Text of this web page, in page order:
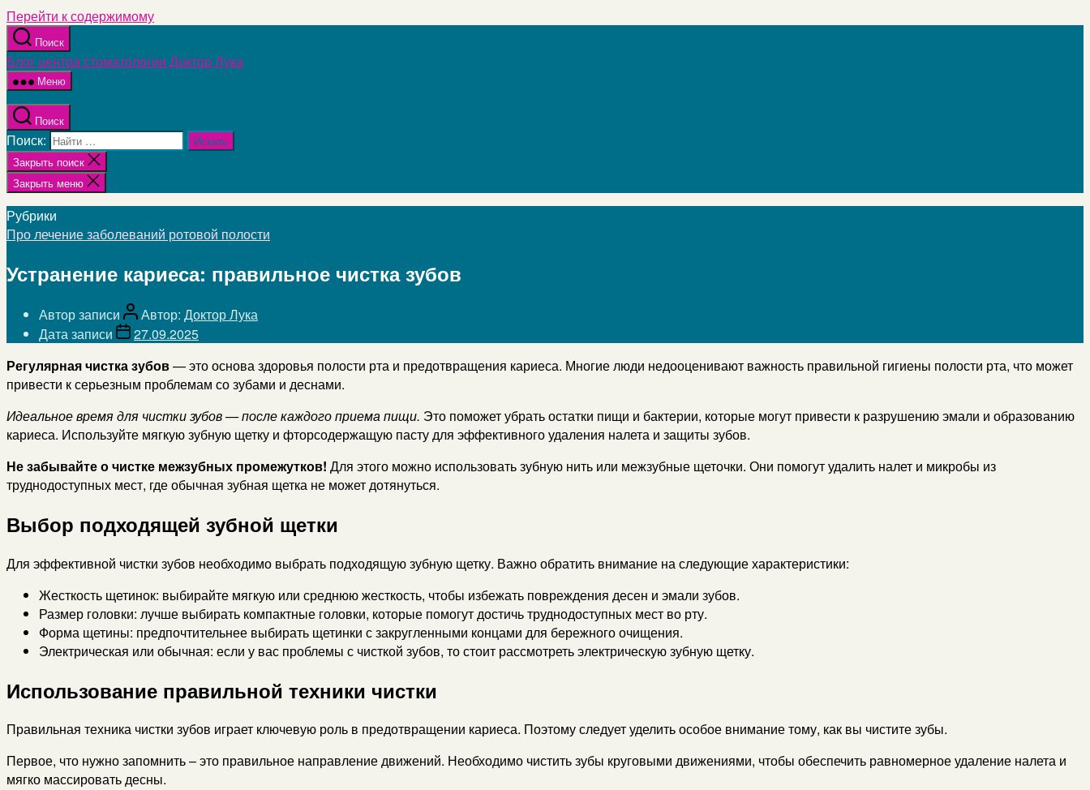
Перейти к содержимому
Поиск
Блог центра стоматологии Доктор Лука
Меню
Поиск
Поиск:
Закрыть поиск
Закрыть меню
Рубрики
Про лечение заболеваний ротовой полости
Устранение кариеса: правильное чистка зубов
Автор записи Автор: Доктор Лука
Дата записи
27.09.2025
Регулярная чистка зубов— это основа здоровья полости рта и предотвращения кариеса. Многие люди недооценивают важность правильной гигиены полости рта, что может
привести к серьезным проблемам со зубами и деснами.
Идеальное время для чистки зубов — после каждого приема пищи. Это поможет убрать остатки пищи и бактерии, которые могут привести к разрушению эмали и образованию
кариеса. Используйте мягкую зубную щетку и фторсодержащую пасту для эффективного удаления налета и защиты зубов.
Не забывайте о чистке межзубных промежутков! Для этого можно использовать зубную нить или межзубные щеточки. Они помогут удалить налет и микробы из
труднодоступных мест, где обычная зубная щетка не может дотянуться.
Выбор подходящей зубной щетки
Для эффективной чистки зубов необходимо выбрать подходящую зубную щетку. Важно обратить внимание на следующие характеристики:
Жесткость щетинок: выбирайте мягкую или среднюю жесткость, чтобы избежать повреждения десен и эмали зубов.
Размер головки: лучше выбирать компактные головки, которые помогут достичь труднодоступных мест во рту.
Форма щетины: предпочтительнее выбирать щетинки с закругленными концами для бережного очищения.
Электрическая или обычная: если у вас проблемы с чисткой зубов, то стоит рассмотреть электрическую зубную щетку.
Использование правильной техники чистки
Правильная техника чистки зубов играет ключевую роль в предотвращении кариеса. Поэтому следует уделить особое внимание тому, как вы чистите зубы.
Первое, что нужно запомнить – это правильное направление движений. Необходимо чистить зубы круговыми движениями, чтобы обеспечить равномерное удаление налета и
мягко массировать десны.